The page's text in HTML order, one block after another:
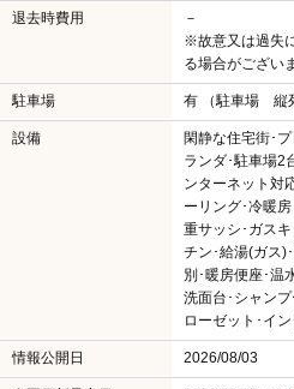
退去時費用
－
※故意又は過失
る場合がござい
駐車場 有 （駐車場 縦
設備
閑静な住宅街･
ランダ･駐車場2
ンターネット対
ーリング･冷暖
重サッシ･ガス
チン･給湯(ガス)
別･暖房便座･温
洗面台･シャン
ローゼット･イ
情報公開日 2026/08/03